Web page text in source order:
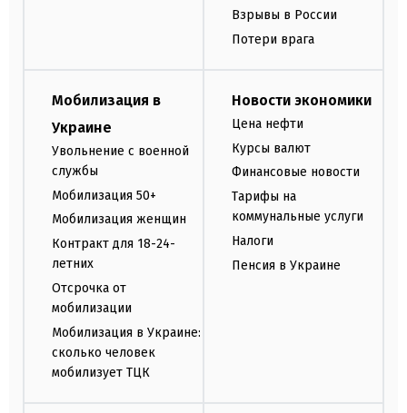
Взрывы в России
Потери врага
Мобилизация в
Украине
Увольнение с военной
службы
Мобилизация 50+
Мобилизация женщин
Контракт для 18-24-
летних
Отсрочка от
мобилизации
Мобилизация в Украине:
сколько человек
мобилизует ТЦК
Новости экономики
Цена нефти
Курсы валют
Финансовые новости
Тарифы на
коммунальные услуги
Налоги
Пенсия в Украине